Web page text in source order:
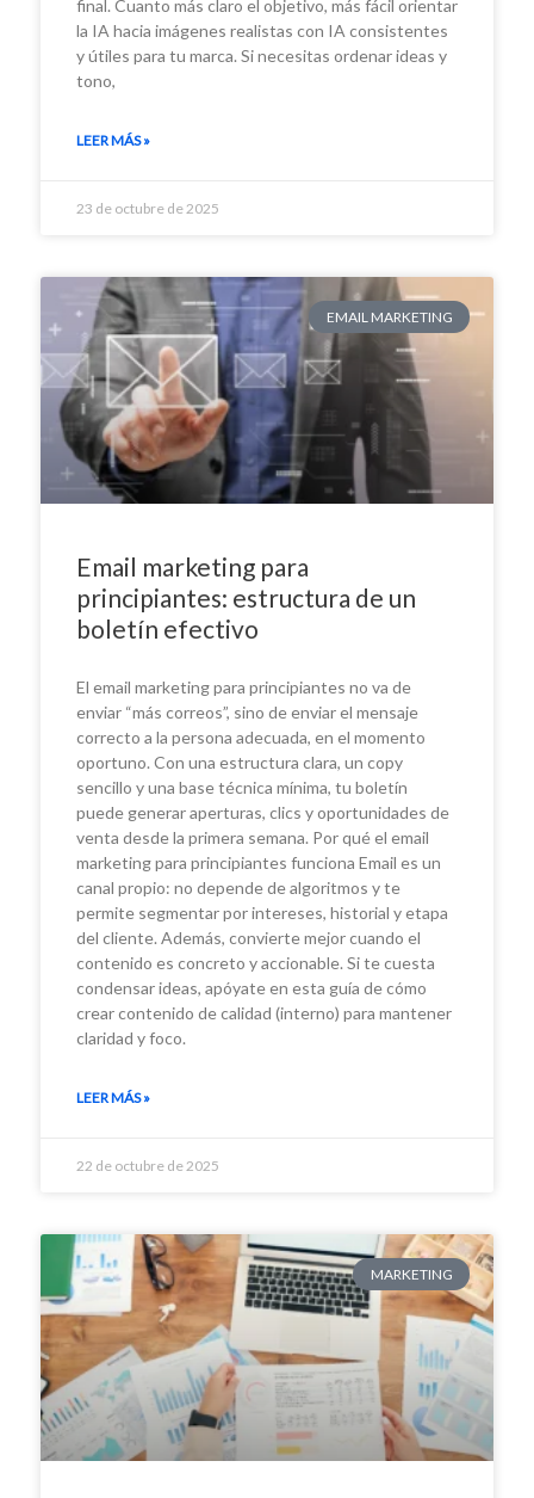
final. Cuanto más claro el objetivo, más fácil orientar
la IA hacia imágenes realistas con IA consistentes
y útiles para tu marca. Si necesitas ordenar ideas y
tono,
LEER MÁS »
23 de octubre de 2025
EMAIL MARKETING
Email marketing para
principiantes: estructura de un
boletín efectivo
El email marketing para principiantes no va de
enviar “más correos”, sino de enviar el mensaje
correcto a la persona adecuada, en el momento
oportuno. Con una estructura clara, un copy
sencillo y una base técnica mínima, tu boletín
puede generar aperturas, clics y oportunidades de
venta desde la primera semana. Por qué el email
marketing para principiantes funciona Email es un
canal propio: no depende de algoritmos y te
permite segmentar por intereses, historial y etapa
del cliente. Además, convierte mejor cuando el
contenido es concreto y accionable. Si te cuesta
condensar ideas, apóyate en esta guía de cómo
crear contenido de calidad (interno) para mantener
claridad y foco.
LEER MÁS »
22 de octubre de 2025
MARKETING